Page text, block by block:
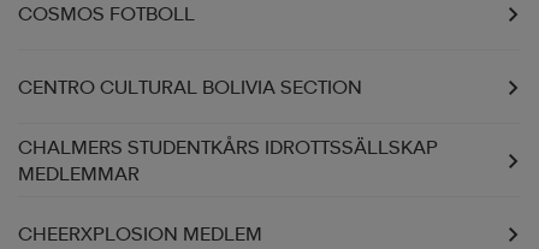
COSMOS FOTBOLL
CENTRO CULTURAL BOLIVIA SECTION
CHALMERS STUDENTKÅRS IDROTTSSÄLLSKAP
MEDLEMMAR
CHEERXPLOSION MEDLEM